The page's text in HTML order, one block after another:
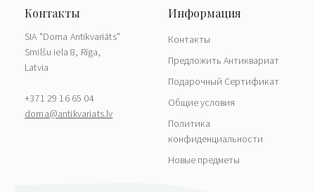
SIA "Doma Antikvariāts"
Smilšu iela 8, Rīga,
Latvia
+371 29 16 65 04
doma@antikvariats.lv
Контакты
Предложить Антиквариат
Подарочный Сертификат
Общие условия
Политика
конфиденциальности
Новые предметы